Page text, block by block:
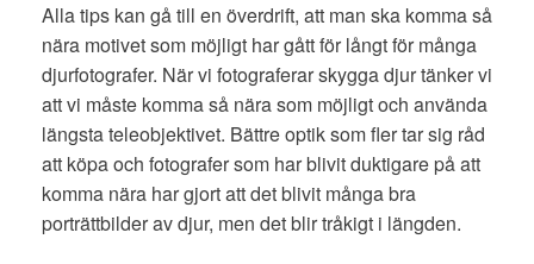
Alla tips kan gå till en överdrift, att man ska komma så
nära motivet som möjligt har gått för långt för många
djurfotografer. När vi fotograferar skygga djur tänker vi
att vi måste komma så nära som möjligt och använda
längsta teleobjektivet. Bättre optik som fler tar sig råd
att köpa och fotografer som har blivit duktigare på att
komma nära har gjort att det blivit många bra
porträttbilder av djur, men det blir tråkigt i längden.